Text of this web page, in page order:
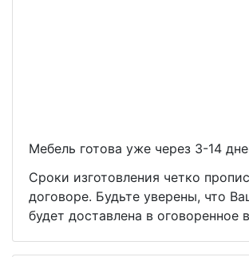
Мебель готова уже через 3-14
Сроки изготовления четко
договоре. Будьте уверены, что
будет доставлена в оговоренное